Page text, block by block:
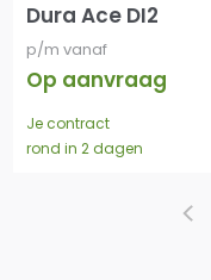
Dura Ace DI2
p/m vanaf
Op aanvraag
Je contract
rond in 2 dagen